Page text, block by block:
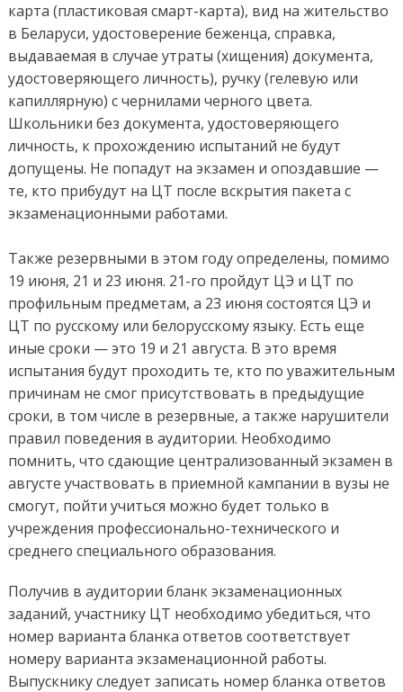
карта (пластиковая смарт-карта), вид на жительство
в Беларуси, удостоверение беженца, справка,
выдаваемая в случае утраты (хищения) документа,
удостоверяющего личность), ручку (гелевую или
капиллярную) с чернилами черного цвета.
Школьники без документа, удостоверяющего
личность, к прохождению испытаний не будут
допущены. Не попадут на экзамен и опоздавшие —
те, кто прибудут на ЦТ после вскрытия пакета с
экзаменационными работами.
Также резервными в этом году определены, помимо
19 июня, 21 и 23 июня. 21-го пройдут ЦЭ и ЦТ по
профильным предметам, а 23 июня состоятся ЦЭ и
ЦТ по русскому или белорусскому языку. Есть еще
иные сроки — это 19 и 21 августа. В это время
испытания будут проходить те, кто по уважительным
причинам не смог присутствовать в предыдущие
сроки, в том числе в резервные, а также нарушители
правил поведения в аудитории. Необходимо
помнить, что сдающие централизованный экзамен в
августе участвовать в приемной кампании в вузы не
смогут, пойти учиться можно будет только в
учреждения профессионально-технического и
среднего специального образования.
Получив в аудитории бланк экзаменационных
заданий, участнику ЦТ необходимо убедиться, что
номер варианта бланка ответов соответствует
номеру варианта экзаменационной работы.
Выпускнику следует записать номер бланка ответов